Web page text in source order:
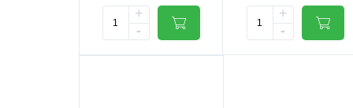
+
-
+
-